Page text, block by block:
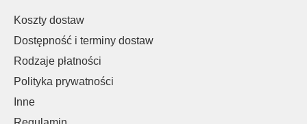
Koszty dostaw
Dostępność i terminy dostaw
Rodzaje płatności
Polityka prywatności
Inne